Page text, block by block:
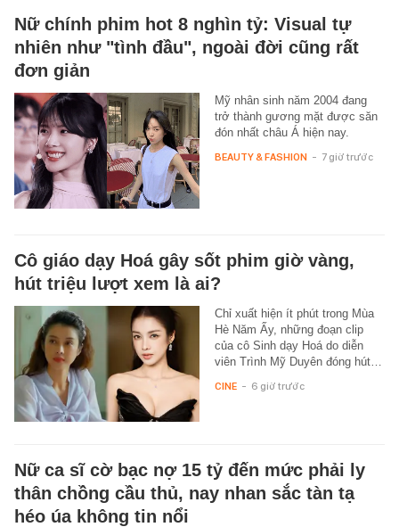
Nữ chính phim hot 8 nghìn tỷ: Visual tự
nhiên như "tình đầu", ngoài đời cũng rất
đơn giản
Mỹ nhân sinh năm 2004 đang
trở thành gương mặt được săn
đón nhất châu Á hiện nay.
BEAUTY & FASHION - 7 giờ trước
Cô giáo dạy Hoá gây sốt phim giờ vàng,
hút triệu lượt xem là ai?
Chỉ xuất hiện ít phút trong Mùa
Hè Năm Ấy, những đoạn clip
của cô Sinh dạy Hoá do diễn
viên Trình Mỹ Duyên đóng hút…
CINE - 6 giờ trước
Nữ ca sĩ cờ bạc nợ 15 tỷ đến mức phải ly
thân chồng cầu thủ, nay nhan sắc tàn tạ
héo úa không tin nổi